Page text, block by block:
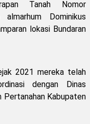
Tanah Nomor
Dominikus
lokasi Bundaran
2021 mereka telah
dengan Dinas
Pertanahan Kabupaten